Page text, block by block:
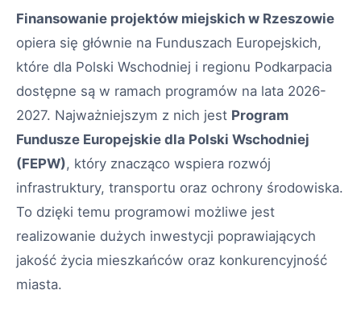
Finansowanie projektów miejskich w Rzeszowie
opiera się głównie na Funduszach Europejskich,
które dla Polski Wschodniej i regionu Podkarpacia
dostępne są w ramach programów na lata 2026-
2027. Najważniejszym z nich jest Program
Fundusze Europejskie dla Polski Wschodniej
(FEPW), który znacząco wspiera rozwój
infrastruktury, transportu oraz ochrony środowiska.
To dzięki temu programowi możliwe jest
realizowanie dużych inwestycji poprawiających
jakość życia mieszkańców oraz konkurencyjność
miasta.